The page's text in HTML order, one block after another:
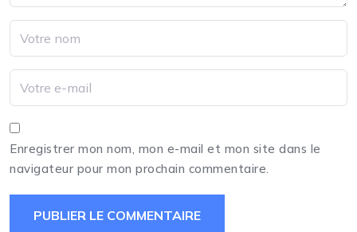
Enregistrer mon nom, mon e-mail et mon site dans le
navigateur pour mon prochain commentaire.